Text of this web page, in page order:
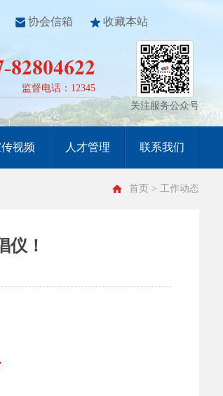
协会信箱 收藏本站
82804622
监督电话：12345
关注服务公众号
视频 人才管理 联系我们
首页 > 工作动态
仪！